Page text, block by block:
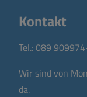
Kontakt
Tel.:089
Wir sind von
da.